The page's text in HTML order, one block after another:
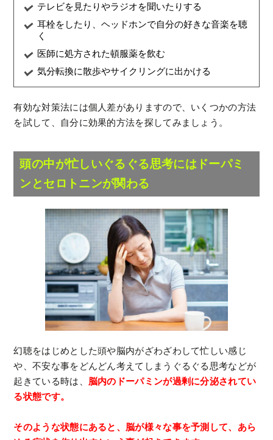
テレビを見たりやラジオを聞いたりする
耳栓をしたり、ヘッドホンで自分の好きな音楽を聴
く
医師に処方された頓服薬を飲む
気分転換に散歩やサイクリングに出かける
有効な対策法には個人差がありますので、いくつかの方法
を試して、自分に効果的方法を探してみましょう。
頭の中が忙しいぐるぐる思考にはドーパミ
ンとセロトニンが関わる
幻聴をはじめとした頭や脳内がざわざわして忙しい感じ
や、不安な事をどんどん考えてしまうぐるぐる思考などが
起きている時は、 脳内のドーパミンが過剰に分泌されてい
る状態です。
そのような状態にあると、脳が様々な事を予測して、あら